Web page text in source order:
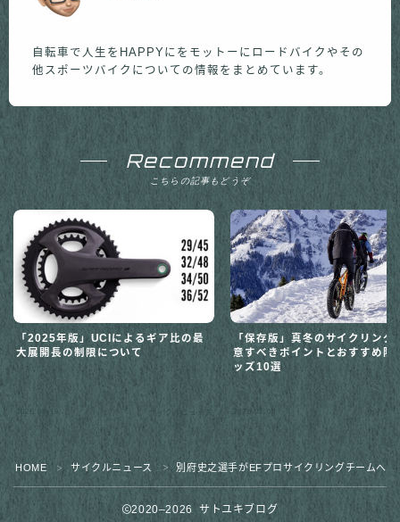
自転車で人生をHAPPYにをモットーにロードバイクやその
他スポーツバイクについての情報をまとめています。
Recommend
こちらの記事もどうぞ
「2025年版」UCIによるギア比の最
大展開長の制限について
2025.08.19 サイクルニュース
「保存版」真冬のサイクリング
意すべきポイントとおすすめ防
ッズ10選
2025.02.09 サイク
HOME ＞ サイクルニュース ＞ 別府史之選手がEFプロサイクリングチームへ移
2020–2026 サトユキブログ